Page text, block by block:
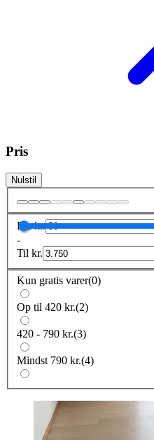
Pris
Nulstil
Frakr.
-
Til kr.
Kun gratis varer(0)
Op til 420 kr.(2)
420 - 790 kr.(3)
Mindst 790 kr.(4)